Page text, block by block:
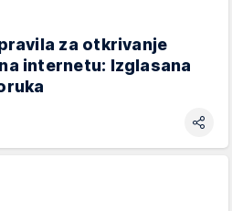
za otkrivanje
internetu: Izglasana